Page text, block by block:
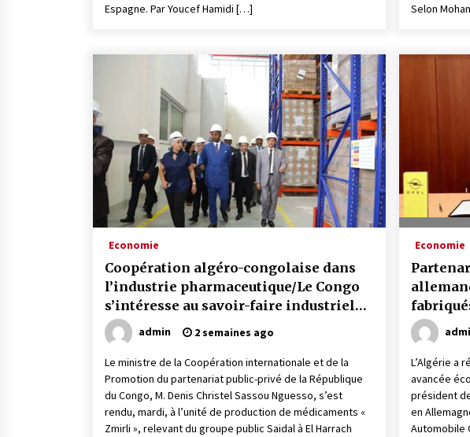
Espagne. Par Youcef Hamidi […]
Selon
Economie
Coopération algéro-congolaise dans
l’industrie pharmaceutique/Le Congo
s’intéresse au savoir-faire industriel
du groupe Saidal
admin 2 semaines ago
Le ministre de la Coopération internationale et de la
Promotion du partenariat public-privé de la République
du Congo, M. Denis Christel Sassou Nguesso, s’est
rendu, mardi, à l’unité de production de médicaments «
Zmirli », relevant du groupe public Saidal à El Harrach
Economie
allemand/ Des moteurs
L’Algérie a
avancée
président
en
Automobile